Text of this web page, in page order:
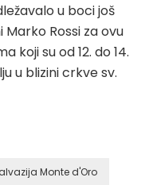
u boci još
Rossi za ovu
koji su od 12. do 14.
u blizini crkve sv.
Monte d'Oro